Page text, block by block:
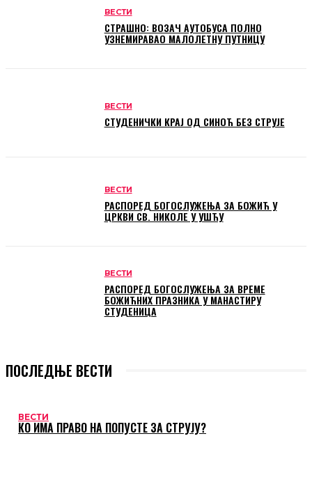
ВЕСТИ
СТРАШНО: ВОЗАЧ АУТОБУСА ПОЛНО
УЗНЕМИРАВАО МАЛОЛЕТНУ ПУТНИЦУ
ВЕСТИ
СТУДЕНИЧКИ КРАЈ ОД СИНОЋ БЕЗ СТРУЈЕ
ВЕСТИ
РАСПОРЕД БОГОСЛУЖЕЊА ЗА БОЖИЋ У
ЦРКВИ СВ. НИКОЛЕ У УШЋУ
ВЕСТИ
РАСПОРЕД БОГОСЛУЖЕЊА ЗА ВРЕМЕ
БОЖИЋНИХ ПРАЗНИКА У МАНАСТИРУ
СТУДЕНИЦА
ПОСЛЕДЊЕ ВЕСТИ
ВЕСТИ
КО ИМА ПРАВО НА ПОПУСТЕ ЗА СТРУЈУ?